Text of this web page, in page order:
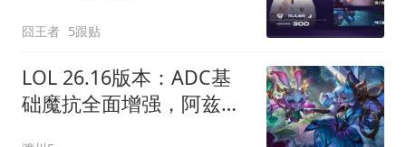
囧王者 5跟贴
LOL 26.16版本：ADC基
础魔抗全面增强，阿兹尔